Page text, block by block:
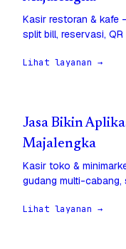
Kasir restoran & kafe
split bill, reservasi, QR
Lihat layanan →
Jasa Bikin
Majalengka
Kasir toko &
gudang multi-cabang,
Lihat layanan →